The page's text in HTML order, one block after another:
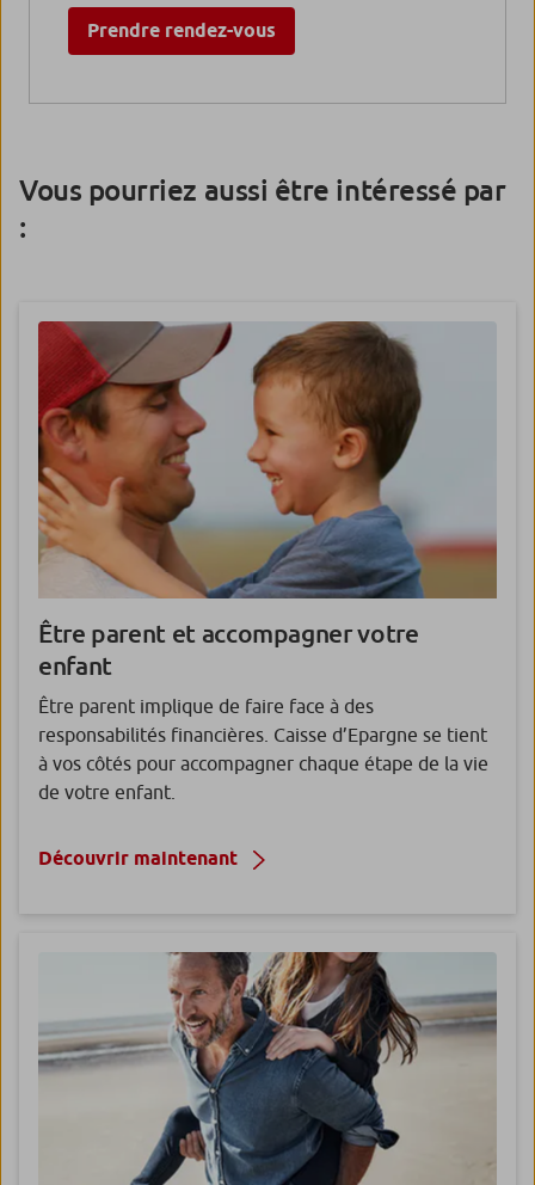
Prendre rendez-vous
Vous pourriez aussi être intéressé par
:
Être parent et accompagner votre
enfant
Être parent implique de faire face à des
responsabilités financières. Caisse d’Epargne se tient
à vos côtés pour accompagner chaque étape de la vie
de votre enfant.
Découvrir maintenant